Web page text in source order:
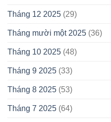
Tháng 12 2025 (29)
Tháng mười một 2025 (36)
Tháng 10 2025 (48)
Tháng 9 2025 (33)
Tháng 8 2025 (53)
Tháng 7 2025 (64)